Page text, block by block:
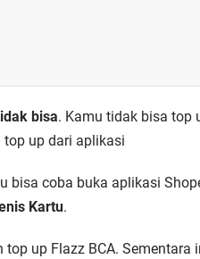
bisa. Kamu tidak bisa top
top up dari aplikasi
bisa coba buka aplikasi
Kartu.
up Flazz BCA. Sementara